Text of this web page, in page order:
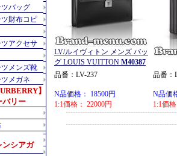
LV/ルイヴィトン メンズ バッ
グ LOUIS VUITTON M40387
品番：LV-237
N品価格： 18500円
1:1価格： 22000円
品番：
N品価
1:1価